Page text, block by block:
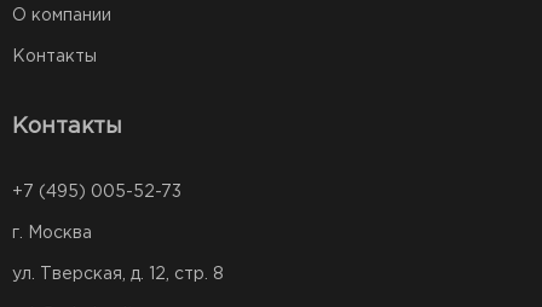
О компании
Контакты
Контакты
+7 (495) 005-52-73
г. Москва
ул. Тверская, д. 12, стр. 8